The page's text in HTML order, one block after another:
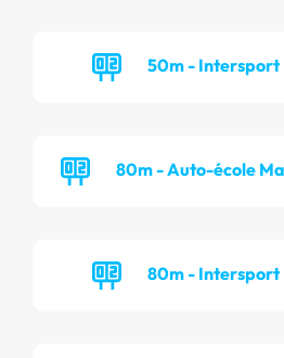
50m - Intersport
80m - Auto-école
80m - Intersport